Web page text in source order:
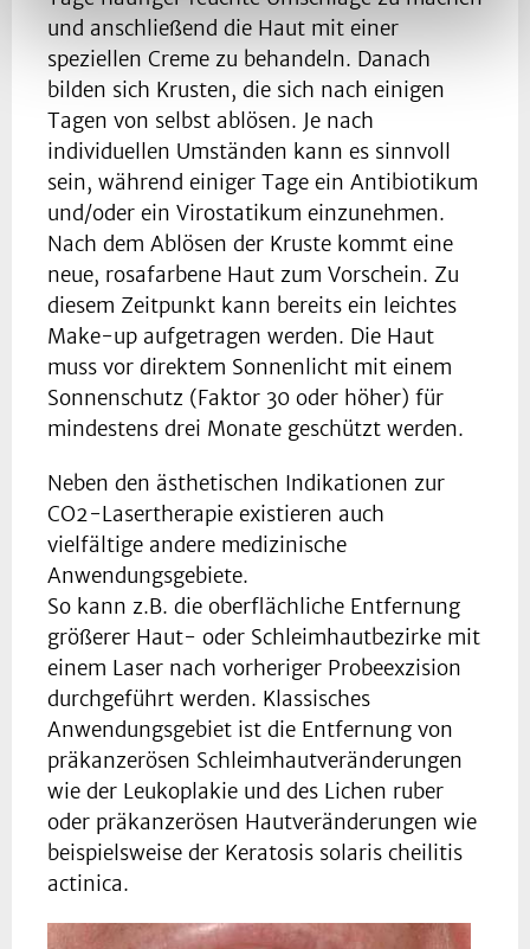
und anschließend die Haut mit einer
speziellen Creme zu behandeln. Danach
bilden sich Krusten, die sich nach einigen
Tagen von selbst ablösen. Je nach
individuellen Umständen kann es sinnvoll
sein, während einiger Tage ein Antibiotikum
und/oder ein Virostatikum einzunehmen.
Nach dem Ablösen der Kruste kommt eine
neue, rosafarbene Haut zum Vorschein. Zu
diesem Zeitpunkt kann bereits ein leichtes
Make-up aufgetragen werden. Die Haut
muss vor direktem Sonnenlicht mit einem
Sonnenschutz (Faktor 30 oder höher) für
mindestens drei Monate geschützt werden.
Neben den ästhetischen Indikationen zur
CO2-Lasertherapie existieren auch
vielfältige andere medizinische
Anwendungsgebiete.
So kann z.B. die oberflächliche Entfernung
größerer Haut- oder Schleimhautbezirke mit
einem Laser nach vorheriger Probeexzision
durchgeführt werden. Klassisches
Anwendungsgebiet ist die Entfernung von
präkanzerösen Schleimhautveränderungen
wie der Leukoplakie und des Lichen ruber
oder präkanzerösen Hautveränderungen wie
beispielsweise der Keratosis solaris cheilitis
actinica.